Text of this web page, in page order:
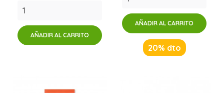
AÑADIR AL CARRITO
AÑADIR AL CARRITO
20% dto